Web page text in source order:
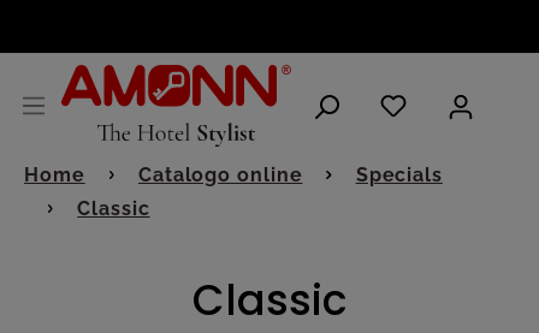
Home Catalogo online
Specials
Classic
Classic